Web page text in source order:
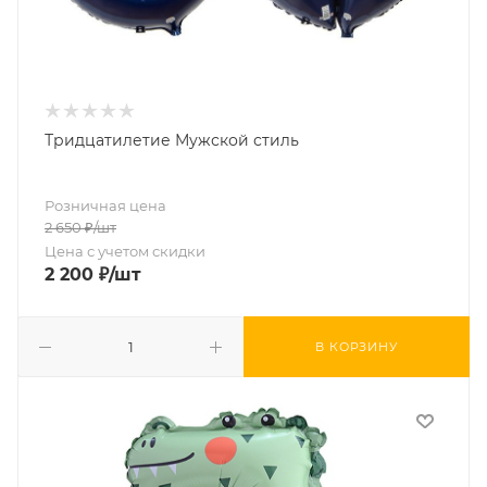
Тридцатилетие Мужской стиль
Розничная цена
2 650₽/шт
Цена с учетом скидки
2 200 ₽/шт
В КОРЗИНУ